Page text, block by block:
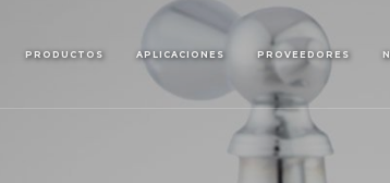
PRODUCTOS APLICACIONES PROVEEDORES